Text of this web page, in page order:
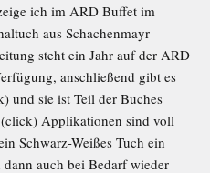
ich im ARD Buffet im
aus Schachenmayr
steht ein Jahr auf der ARD
anschließend gibt es
und sie ist Teil der Buches
Applikationen sind voll
Schwarz-Weißes Tuch ein
auch bei Bedarf wieder